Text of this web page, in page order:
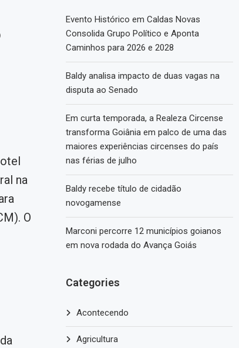
na
O
Evento Histórico em Caldas Novas
Consolida Grupo Político e Aponta
Caminhos para 2026 e 2028
Baldy analisa impacto de duas vagas na
disputa ao Senado
Em curta temporada, a Realeza Circense
transforma Goiânia em palco de uma das
maiores experiências circenses do país
nas férias de julho
Baldy recebe título de cidadão
novogamense
Marconi percorre 12 municípios goianos
em nova rodada do Avança Goiás
Categories
Acontecendo
Agricultura